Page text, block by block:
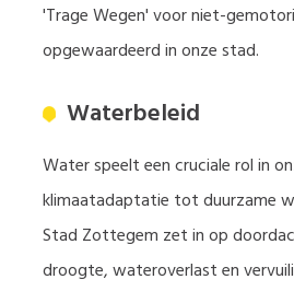
'Trage Wegen' voor niet-
opgewaardeerd in onze stad.
Waterbeleid
Water speelt een cruciale rol in
klimaatadaptatie tot duurzame
Stad Zottegem zet in op
droogte, wateroverlast en